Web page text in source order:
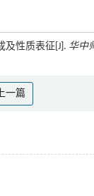
及性质表征[J]. 华中
一篇